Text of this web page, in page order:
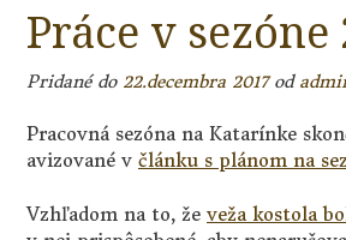
Práce v sezóne
Pridané do 22.decembra 2017od
Pracovná sezóna na Katarínke
avizované v článku s plánom na
Vzhľadom na to, že veža kostola